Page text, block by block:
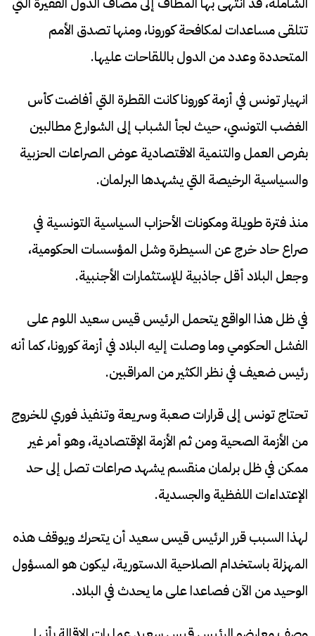
تتلقى مساعدات لمكافحة كورونا، ومنها تصدق الأمم
المتحددة وعدد من الدول باللقاحات عليها.
انهيار تونس في أزمة كورونا كانت القطرة التي أفاضت كأس
الغضب التونسي، حيث لجأ الشباب إلى الشوارع مطالبين
بفرص العمل والتنمية الاقتصادية عوض الصراعات الحزبية
والسياسية الرخيصة التي يشهدها البرلمان.
منذ فترة طويلة ومكونات الأحزاب السياسية التونسية في
صراع حاد خرج عن السيطرة وشل المؤسسات الحكومية،
وجعل البلاد أقل جاذبية للإستثمارات الأجنبية.
في ظل هذا الواقع يتحمل الرئيس قيس سعيد اللوم على
الفشل الحكومي وما وصلت إليه البلاد في أزمة كورونا، كما أنه
رئيس ضعيف في نظر الكثير من المراقبين.
تحتاج تونس إلى قرارات صعبة وسريعة وتنفيذ فوري للخروج
من الأزمة الصحية ومن ثم الأزمة الإقتصادية، وهو أمر غير
ممكن في ظل برلمان منقسم يشهد صراعات تصل إلى حد
الإعتداءات اللفظية والجسدية.
لهذا السبب قرر الرئيس قيس سعيد أن يتحرك ويوقف هذه
المهزلة باستخدام الصلاحية الدستورية، ليكون هو المسؤول
الوحيد من الآن فصاعدا على ما يحدث في البلاد.